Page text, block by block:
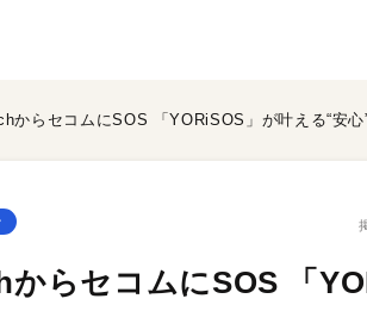
からセコムにSOS 「YORiSOS」が叶える“安心
らセコムにSOS 「